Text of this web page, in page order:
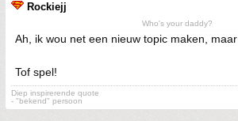
Rockiejj
Who's your daddy?
Ah, ik wou net een nieuw topic maken,
Tof spel!
Diep inspirerende quote
- "bekend" persoon